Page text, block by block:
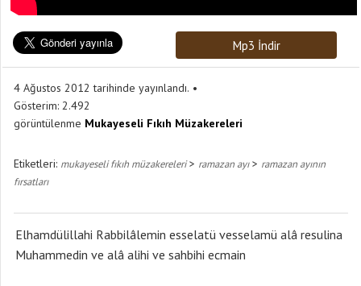
Mp3 İndir
4 Ağustos 2012 tarihinde yayınlandı.
Gösterim: 2.492
görüntülenme Mukayeseli Fıkıh Müzakereleri
Etiketleri: mukayeseli fıkıh müzakereleri> ramazan ayı> ramazan ayının
fırsatları
Elhamdülillahi Rabbilâlemin esselatü vesselamü alâ resulina
Muhammedin ve alâ alihi ve sahbihi ecmain